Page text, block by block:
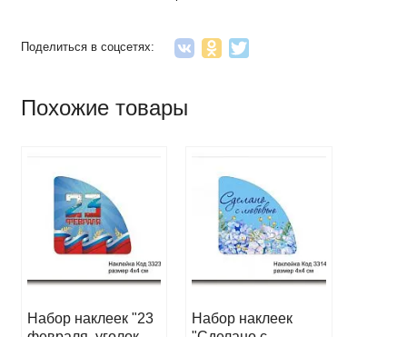
Поделиться в соцсетях:
Похожие товары
Набор наклеек "23
Набор наклеек